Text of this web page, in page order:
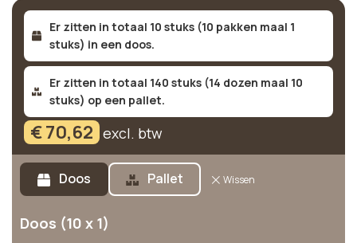
Er zitten in totaal 10 stuks (10 pakken maal 1
stuks) in een doos.
Er zitten in totaal 140 stuks (14 dozen maal 10
stuks) op een pallet.
€70,62 excl. btw
Doos Pallet Wissen
Doos (10 x 1)
Alternative: